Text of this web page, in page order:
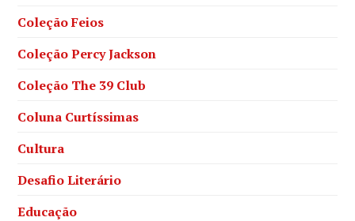
Coleção Feios
Coleção Percy Jackson
Coleção The 39 Club
Coluna Curtíssimas
Cultura
Desafio Literário
Educação